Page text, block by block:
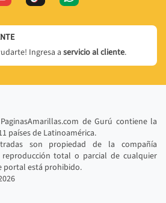
Ingresa a servicio al cliente.
de Gurú contiene la
países de Latinoamérica.
son propiedad de la compañía
total o parcial de cualquier
portal está prohibido.